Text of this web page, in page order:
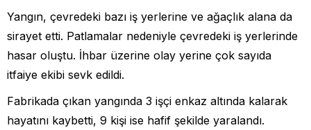
Yangın, çevredeki bazı iş yerlerine ve ağaçlık alana da
sirayet etti. Patlamalar nedeniyle çevredeki iş yerlerinde
hasar oluştu. İhbar üzerine olay yerine çok sayıda
itfaiye ekibi sevk edildi.
Fabrikada çıkan yangında 3 işçi enkaz altında kalarak
hayatını kaybetti, 9 kişi ise hafif şekilde yaralandı.